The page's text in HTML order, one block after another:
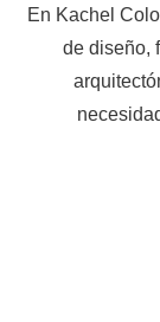
En Kachel
de diseño,